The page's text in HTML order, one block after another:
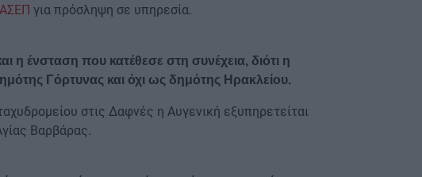
για πρόσληψη σε υπηρεσία.
ένσταση που κατέθεσε στη συνέχεια, διότι η
Γόρτυνας και όχι ως δημότης Ηρακλείου.
στις Δαφνές η Αυγενική εξυπηρετείται
Βαρβάρας.